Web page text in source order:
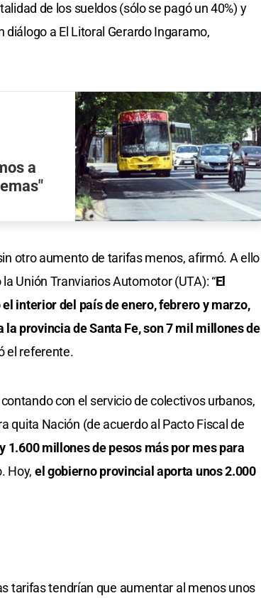
de los sueldos (sólo se pagó un 40%) y
diálogo a El Litoral Gerardo Ingaramo,
a
otro aumento de tarifas menos, afirmó. A ello
Unión Tranviarios Automotor (UTA): “El
interior del país de enero, febrero y marzo,
provincia de Santa Fe, son 7 mil millones de
el referente.
con el servicio de colectivos urbanos,
quita Nación (de acuerdo al Pacto Fiscal de
1.600 millones de pesos más por mes para
Hoy, el gobierno provincial aporta unos 2.000
tarifas tendrían que aumentar al menos unos